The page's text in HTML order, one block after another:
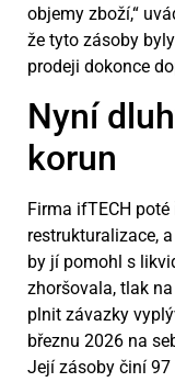
objemy zboží,“
že tyto zásoby
prodeji dokonce
Nyní
korun
Firma ifTECH
restrukturalizace,
by jí pomohl s
zhoršovala, tlak
plnit závazky
březnu 2026 na
Její zásoby činí